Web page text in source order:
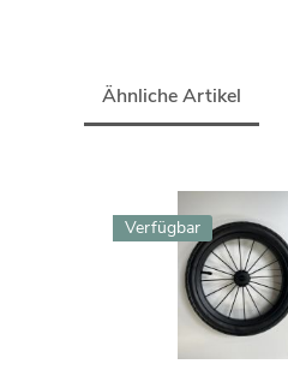
Ähnliche Artikel
Verfügbar